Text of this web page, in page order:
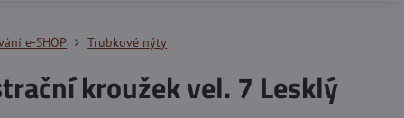
e-SHOP Trubkové nýty
kroužek vel. 7 Lesklý